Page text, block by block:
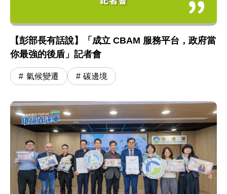
【彭部長有話說】「成立 CBAM 服務平台，政府當
你最強的後盾」記者會
氣候變遷 碳邊境